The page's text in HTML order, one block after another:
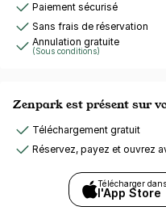
Paiement sécurisé
Sans frais de réservation
Annulation gratuite
(Sous conditions)
Zenpark est présent sur
Téléchargement gratuit
Réservez, payez et ouvrez
Télécharger dans
l'App Store